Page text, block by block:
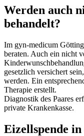
Werden auch
behandelt?
Im gyn-medicum
beraten. Auch ein nicht
gesetzlich versichert
werden. Ein
Therapie erstellt.
Diagnostik des Paares
private Krankenkasse.
Eizellspende